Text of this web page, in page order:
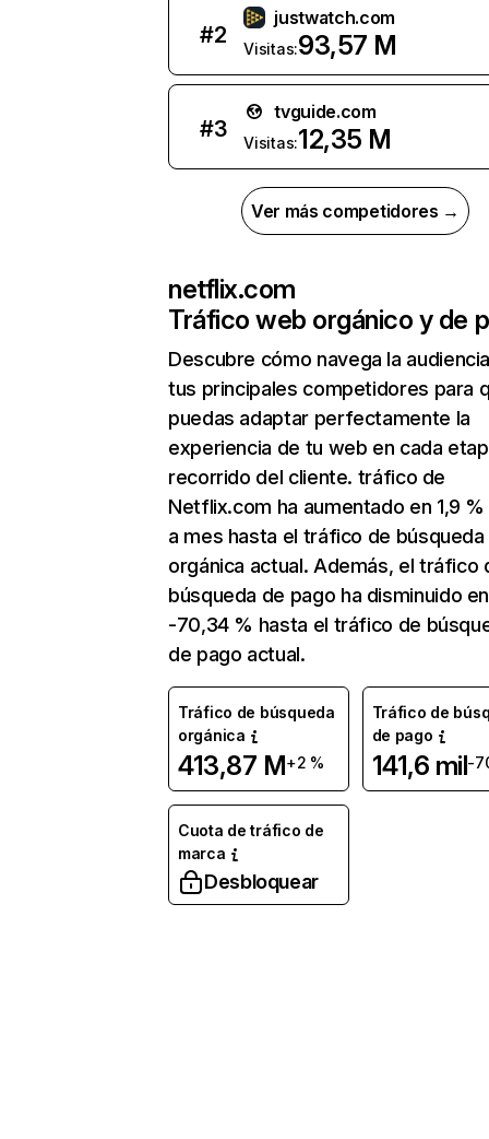
#2
justwatch.com
Visitas:93,57 M
#3
tvguide.com
Visitas:12,35 M
Ver más competidores →
netflix.com
Tráfico web orgánico y de
Descubre cómo navega la
tus principales competidores para
puedas adaptar perfectamente la
experiencia de tu web en cada
recorrido del cliente. tráfico de
Netflix.com ha aumentado en 1,9
a mes hasta el tráfico de búsqueda
orgánica actual. Además, el tráfico
búsqueda de pago ha disminuido en
-70,34 % hasta el tráfico de
de pago actual.
Tráfico de búsqueda
orgánica
413,87 M+2 %
Tráfico de
de pago
141,6 mil-
Cuota de tráfico de
marca
Desbloquear